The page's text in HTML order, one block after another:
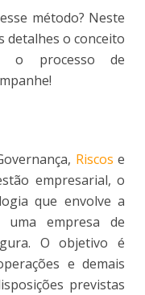
método? Neste
detalhes o conceito
o processo de
Riscos e
empresarial, o
que envolve a
uma empresa de
O objetivo é
e demais
previstas